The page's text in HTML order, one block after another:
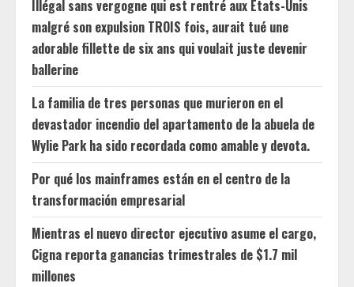
Illégal sans vergogne qui est rentré aux États-Unis
malgré son expulsion TROIS fois, aurait tué une
adorable fillette de six ans qui voulait juste devenir
ballerine
La familia de tres personas que murieron en el
devastador incendio del apartamento de la abuela de
Wylie Park ha sido recordada como amable y devota.
Por qué los mainframes están en el centro de la
transformación empresarial
Mientras el nuevo director ejecutivo asume el cargo,
Cigna reporta ganancias trimestrales de $1.7 mil
millones